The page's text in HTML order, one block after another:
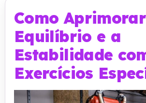
Como
Equilíbrio e a
Estabilidade
Exercícios